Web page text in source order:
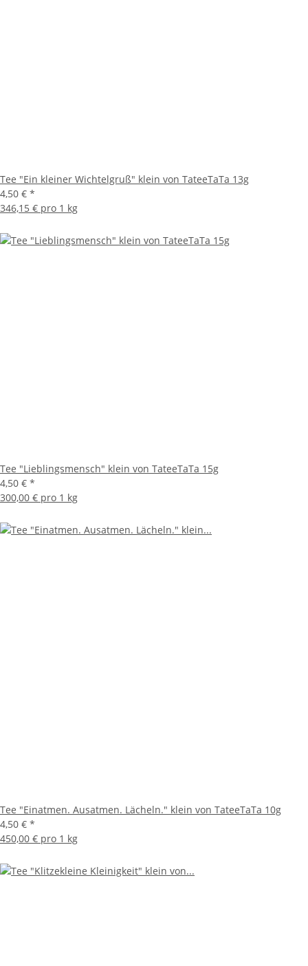
Tee "Ein kleiner Wichtelgruß" klein von TateeTaTa 13g
4,50 € *
346,15 € pro 1 kg
Tee "Lieblingsmensch" klein von TateeTaTa 15g
4,50 € *
300,00 € pro 1 kg
Tee "Einatmen. Ausatmen. Lächeln." klein von TateeTaTa 10g
4,50 € *
450,00 € pro 1 kg